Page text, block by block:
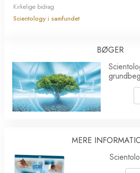
Kirkelige bidrag
Scientology i samfundet
BØGER
MERE